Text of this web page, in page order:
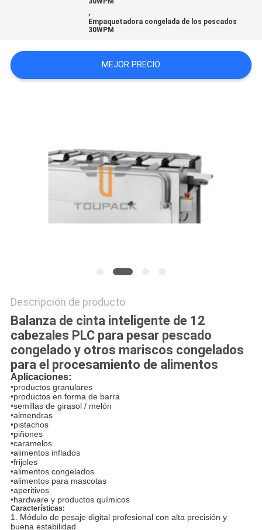
POLÍTICA
DE
,
Empaquetadora congelada de los pescados
30WPM
MEJOR PRECIO
Descripción de producto
Balanza de cinta inteligente de 12
cabezales PLC para pesar pescado
congelado y otros mariscos congelados
para el procesamiento de alimentos
Aplicaciones:
•productos granulares
•productos en forma de barra
•semillas de girasol / melón
•almendras
•pistachos
•piñones
•caramelos
•alimentos inflados
•frijoles
•alimentos congelados
•alimentos para mascotas
•aperitivos
•hardware y productos químicos
Características:
1. Módulo de pesaje digital profesional con alta precisión y
buena estabilidad